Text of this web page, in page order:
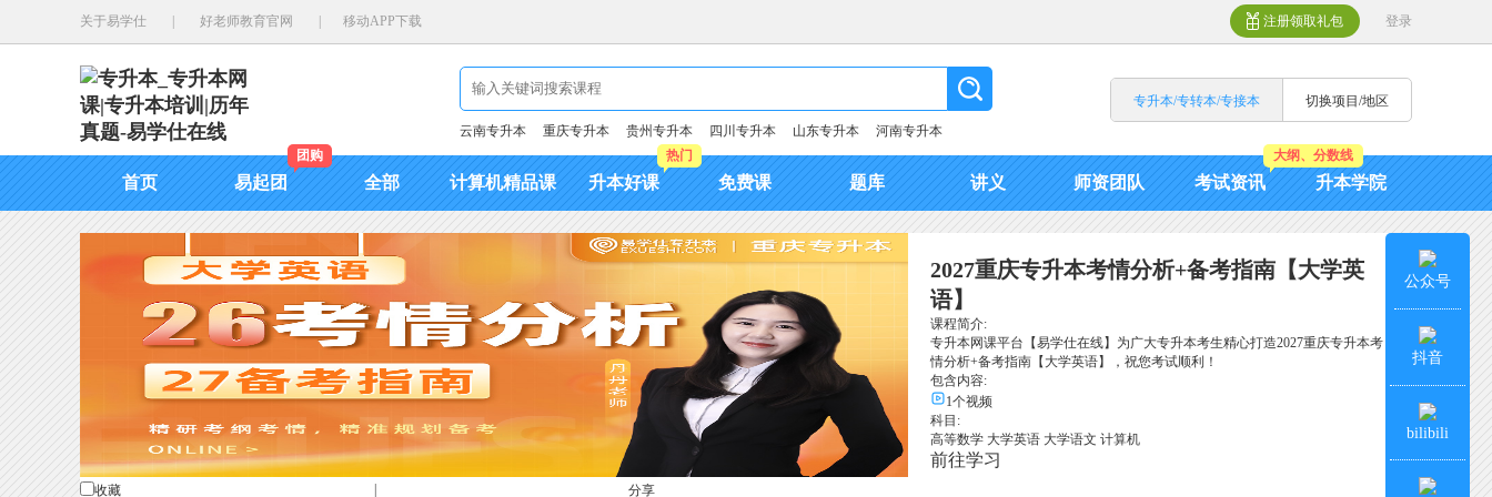
关于易学仕 好老师教育官网 移动APP下载 注册领取礼包 登录
云南专升本 重庆专升本 贵州专升本 四川专升本 山东专升本 河南专升本
专升本/专转本/专接本 切换项目/地区
首页 易起团
团购
全部 计算机精品课 升本好课
热门
免费课 题库 讲义 师资团队 考试资讯
大纲、分数线
升本学院
收藏 分享
2027重庆专升本考情分析+备考指南【大学英
语】
课程简介:
专升本网课平台【易学仕在线】为广大专升本考生精心打造2027重庆专升本考
情分析+备考指南【大学英语】，祝您考试顺利！
包含内容:
1个视频
科目:
高等数学 大学英语 大学语文 计算机
前往学习
公众号
抖音
bilibili